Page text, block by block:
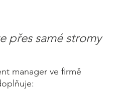
přes samé stromy
manager ve firmě